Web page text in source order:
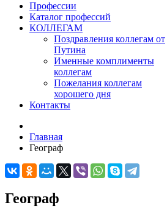
Профессии
Каталог профессий
КОЛЛЕГАМ
Поздравления коллегам от
Путина
Именные комплименты
коллегам
Пожелания коллегам
хорошего дня
Контакты
Главная
Географ
Географ